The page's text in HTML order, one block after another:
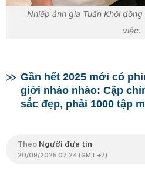
Nhiếp ảnh gia Tuấn Khôi
việc.
Gần hết 2025 mới có
giới nháo nhào: Cặp
sắc đẹp, phải 1000 tập
Theo Người đưa tin
20/09/2025 07:24 (GMT +7)